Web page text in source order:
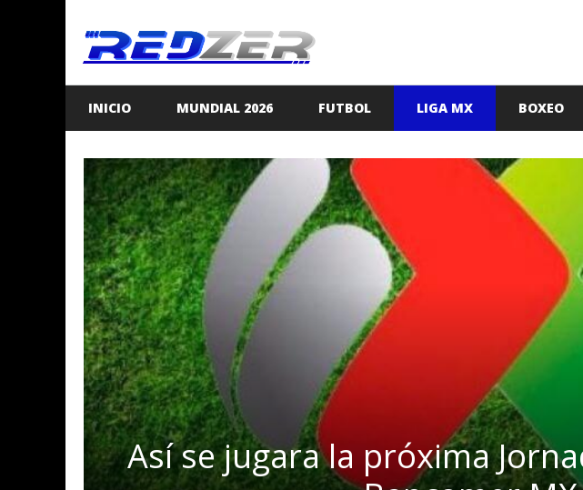
contenido
INICIO MUNDIAL 2026 FUTBOL LIGA MX BOXEO
Así se jugara la próxima